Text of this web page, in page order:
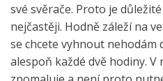
své svěrače. Proto je
nejčastěji. Hodně záleží na
se chcete vyhnout nehodám
alespoň každé dvě hodiny. V